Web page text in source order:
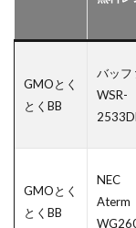
GMOとく
とくBB
バッフ
WSR-
GMOとく
とくBB
NEC
Aterm